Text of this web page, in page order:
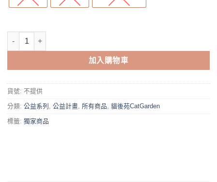
貓後苑CatGarden 文創L型資料夾 數量
加入購物車
貨號: 不提供
分類: 公益系列 , 公益計畫, 所有商品, 貓後苑CatGarden
標籤: 獨家商品